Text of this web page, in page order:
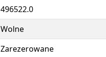
496522.0
Wolne
Zarezerowane